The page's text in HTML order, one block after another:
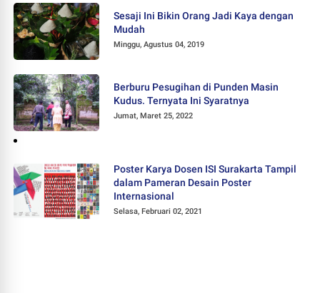
Sesaji Ini Bikin Orang Jadi Kaya dengan
Mudah
Minggu, Agustus 04, 2019
Berburu Pesugihan di Punden Masin
Kudus. Ternyata Ini Syaratnya
Jumat, Maret 25, 2022
Poster Karya Dosen ISI Surakarta Tampil
dalam Pameran Desain Poster
Internasional
Selasa, Februari 02, 2021